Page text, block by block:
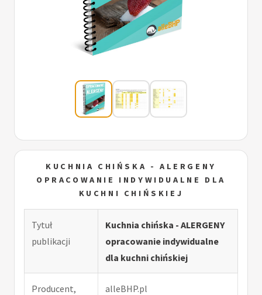
KUCHNIA CHIŃSKA - ALERGENY
OPRACOWANIE INDYWIDUALNE DLA
KUCHNI CHIŃSKIEJ
Tytuł
publikacji
Kuchnia chińska - ALERGENY
opracowanie indywidualne
dla kuchni chińskiej
Producent,
alleBHP.pl